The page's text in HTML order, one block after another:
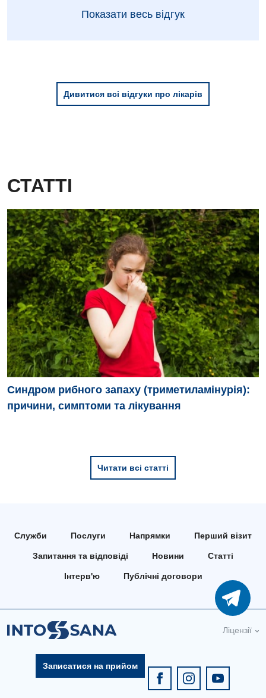
Дитяча оториноларингологія
Дитяча хірургія
Педіатрія
Показати весь відгук
Дивитися всі відгуки про лікарів
СТАТТІ
Синдром рибного запаху (триметиламінурія):
причини, симптоми та лікування
Читати всі статті
Служби Послуги Напрямки Перший візит
Запитання та відповіді Новини Статті
Інтерв'ю Публічні договори
Ліцензії
Записатися на прийом